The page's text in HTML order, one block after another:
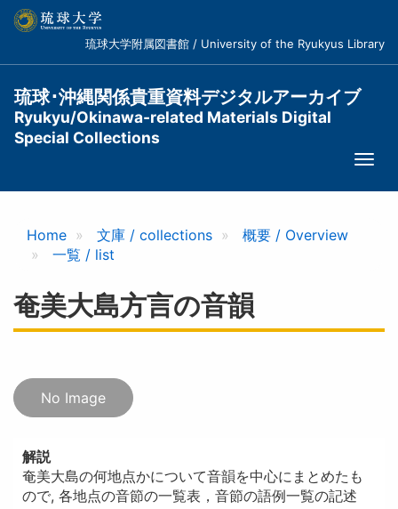
コ
琉球大学附属図書館 / University of the Ryukyus Library
琉球･沖縄関係貴重資料デジタルアーカイブ
Ryukyu/Okinawa-related Materials Digital
Special Collections
Home 文庫 / collections
概要 / Overview
一覧 / list
奄美大島方言の音韻
No Image
解説
奄美大島の何地点かについて音韻を中心にまとめたも
ので, 各地点の音節の一覧表，音節の語例一覧の記述